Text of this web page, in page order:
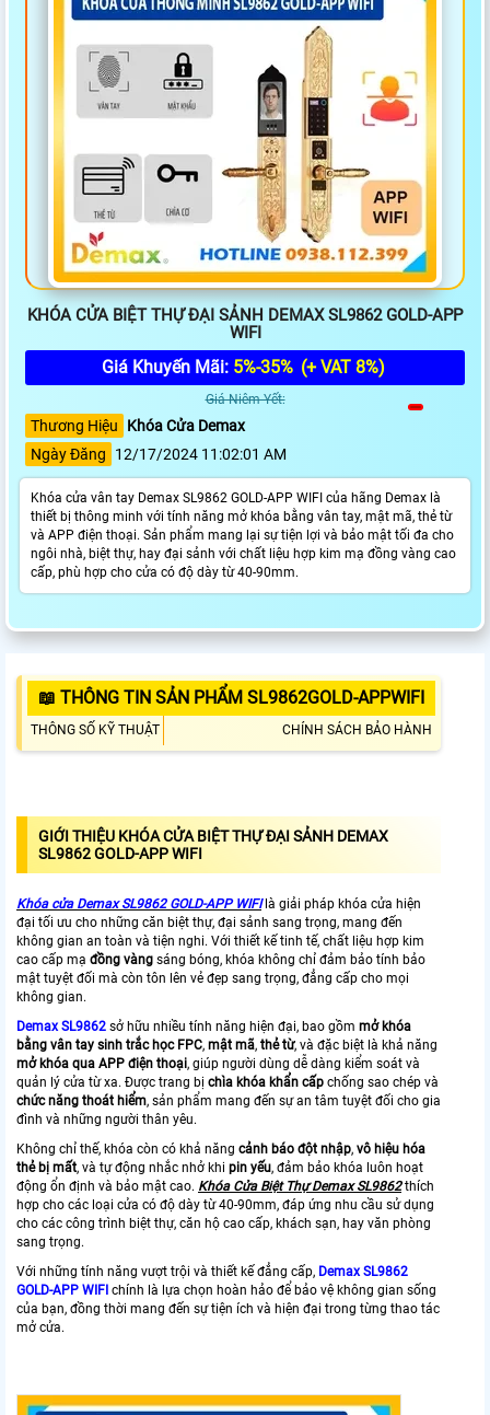
KHÓA CỬA BIỆT THỰ ĐẠI SẢNH DEMAX SL9862 GOLD-APP
WIFI
Giá Khuyến Mãi: 5%-35% (+ VAT 8%)
Giá Niêm Yết:
Thương Hiệu
Khóa Cửa Demax
Ngày Đăng
12/17/2024 11:02:01 AM
Khóa cửa vân tay Demax SL9862 GOLD-APP WIFI của hãng Demax là
thiết bị thông minh với tính năng mở khóa bằng vân tay, mật mã, thẻ từ
và APP điện thoại. Sản phẩm mang lại sự tiện lợi và bảo mật tối đa cho
ngôi nhà, biệt thự, hay đại sảnh với chất liệu hợp kim mạ đồng vàng cao
cấp, phù hợp cho cửa có độ dày từ 40-90mm.
📖 THÔNG TIN SẢN PHẨM SL9862GOLD-APPWIFI
THÔNG SỐ KỸ THUẬT CHÍNH SÁCH BẢO HÀNH
GIỚI THIỆU KHÓA CỬA BIỆT THỰ ĐẠI SẢNH DEMAX
SL9862 GOLD-APP WIFI
Khóa cửa Demax SL9862 GOLD-APP WIFIlà giải pháp khóa cửa hiện
đại tối ưu cho những căn biệt thự, đại sảnh sang trọng, mang đến
không gian an toàn và tiện nghi. Với thiết kế tinh tế, chất liệu hợp kim
cao cấp mạ đồng vàng sáng bóng, khóa không chỉ đảm bảo tính bảo
mật tuyệt đối mà còn tôn lên vẻ đẹp sang trọng, đẳng cấp cho mọi
không gian.
Demax SL9862 sở hữu nhiều tính năng hiện đại, bao gồm mở khóa
bằng vân tay sinh trắc học FPC, mật mã, thẻ từ, và đặc biệt là khả năng
mở khóa qua APP điện thoại, giúp người dùng dễ dàng kiểm soát và
quản lý cửa từ xa. Được trang bị chìa khóa khẩn cấp chống sao chép và
chức năng thoát hiểm, sản phẩm mang đến sự an tâm tuyệt đối cho gia
đình và những người thân yêu.
Không chỉ thế, khóa còn có khả năng cảnh báo đột nhập, vô hiệu hóa
thẻ bị mất, và tự động nhắc nhở khi pin yếu, đảm bảo khóa luôn hoạt
động ổn định và bảo mật cao. Khóa Cửa Biệt Thự Demax SL9862thích
hợp cho các loại cửa có độ dày từ 40-90mm, đáp ứng nhu cầu sử dụng
cho các công trình biệt thự, căn hộ cao cấp, khách sạn, hay văn phòng
sang trọng.
Với những tính năng vượt trội và thiết kế đẳng cấp, Demax SL9862
GOLD-APP WIFI chính là lựa chọn hoàn hảo để bảo vệ không gian sống
của bạn, đồng thời mang đến sự tiện ích và hiện đại trong từng thao tác
mở cửa.